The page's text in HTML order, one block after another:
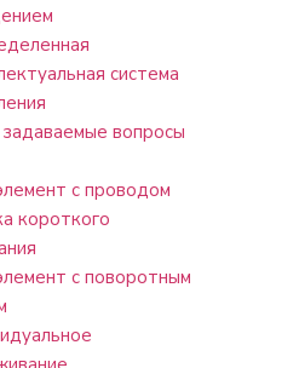
система
вопросы
с проводом
короткого
с поворотным